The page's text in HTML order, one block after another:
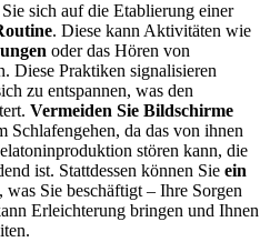
sich auf die Etablierung einer
. Diese kann Aktivitäten wie
oder das Hören von
Diese Praktiken signalisieren
zu entspannen, was den
Vermeiden Sie Bildschirme
Schlafengehen, da das von ihnen
stören kann, die
ist. Stattdessen können Sie ein
, was Sie beschäftigt – Ihre Sorgen
Erleichterung bringen und Ihnen